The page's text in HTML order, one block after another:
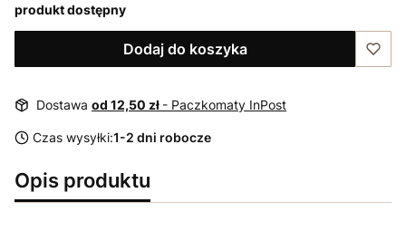
produkt dostępny
Dodaj do koszyka
Dostawa od 12,50 zł - Paczkomaty InPost
Czas wysyłki:1-2 dni robocze
Opis produktu